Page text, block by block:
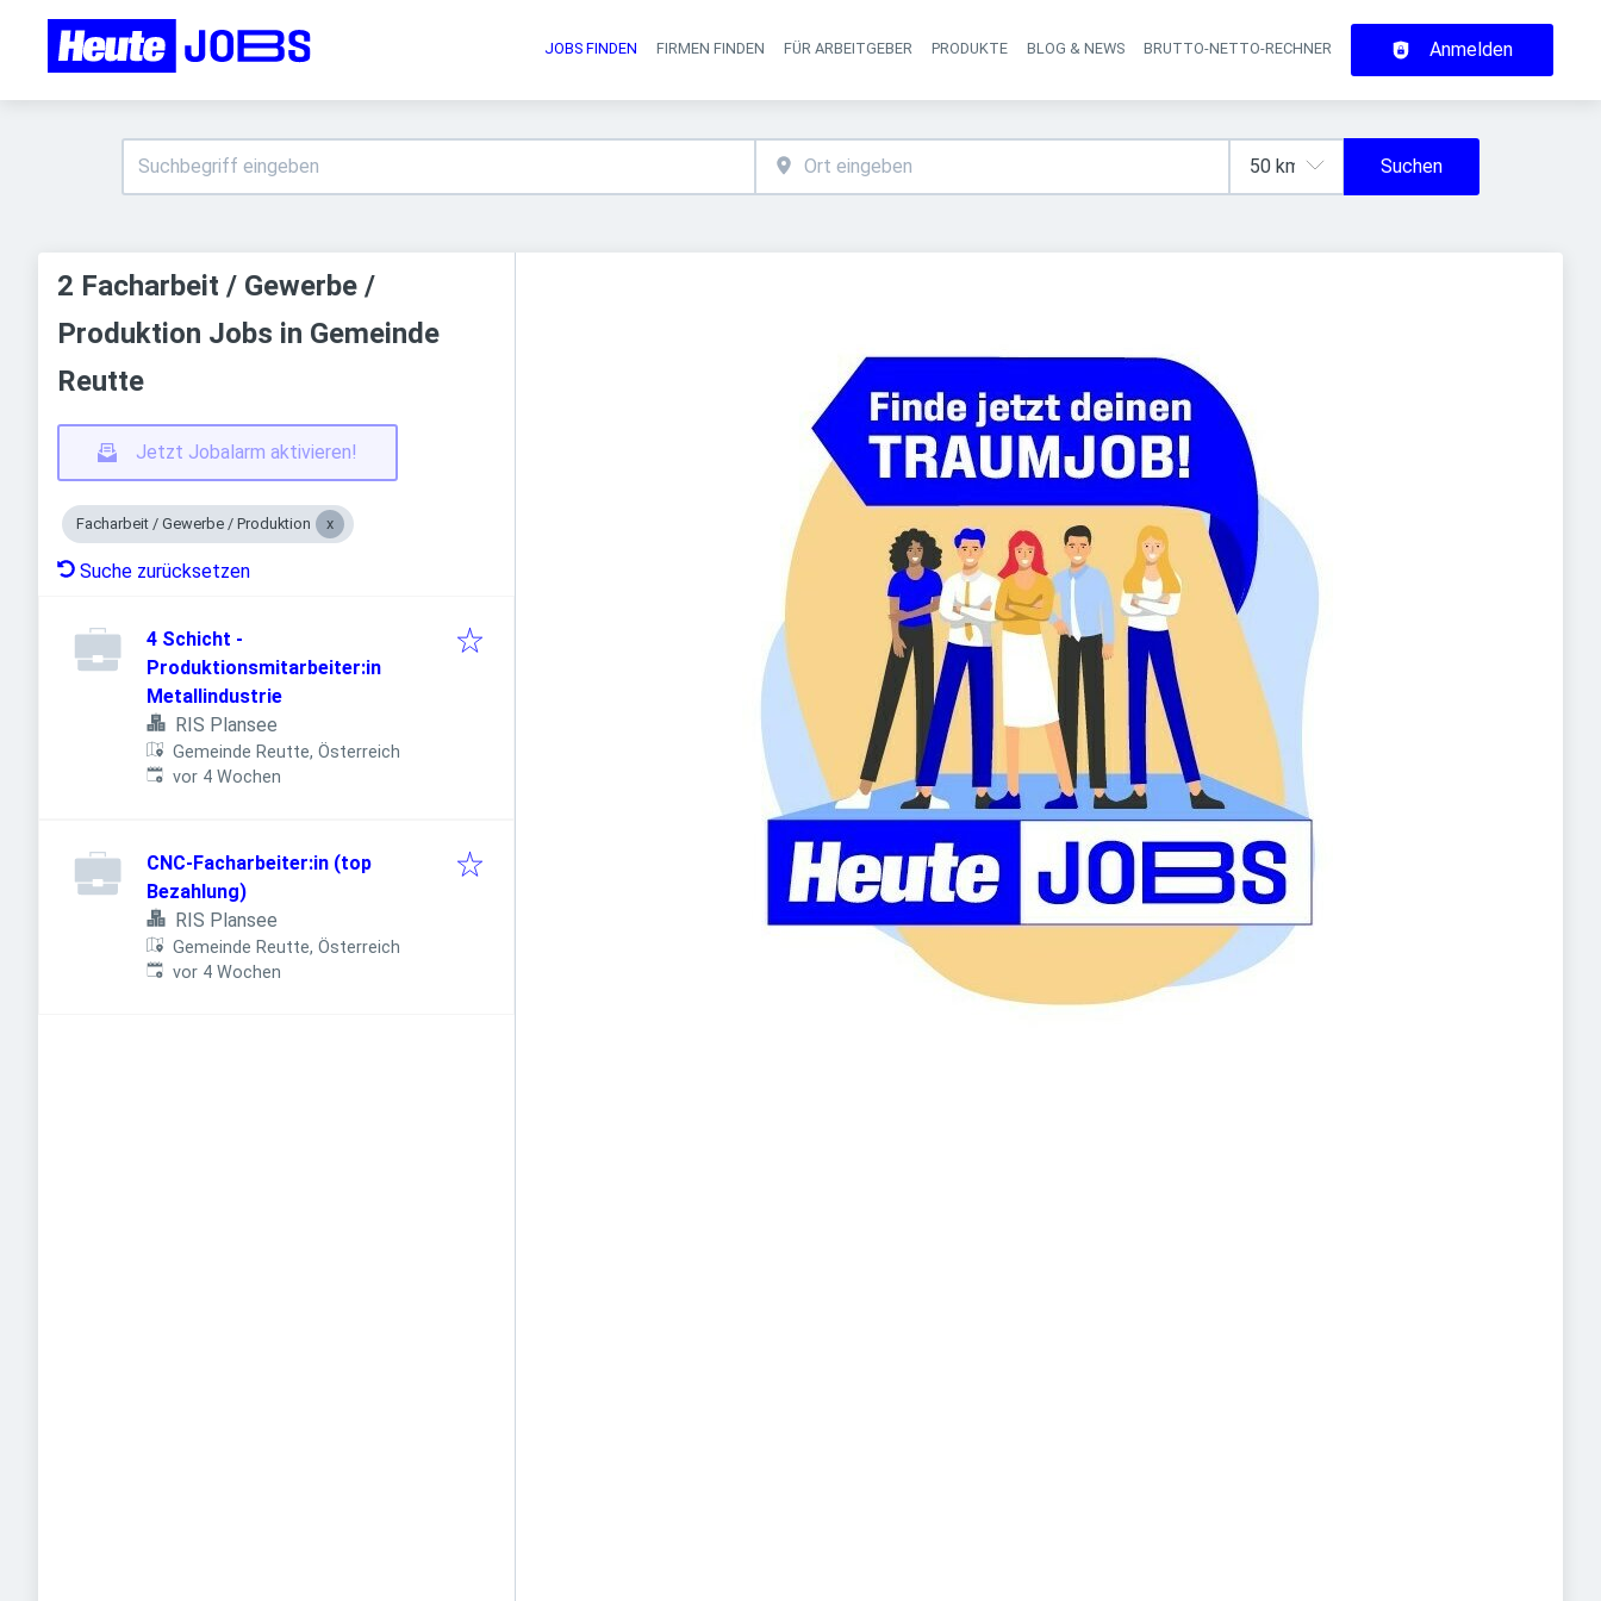
Haupt-Navigation
JOBS FINDEN FIRMEN FINDEN FÜR ARBEITGEBER PRODUKTE BLOG & NEWS BRUTTO-NETTO-RECHNER Anmelden
Suchen
2 Facharbeit / Gewerbe /
Produktion Jobs in Gemeinde
Reutte
Jetzt Jobalarm aktivieren!
Facharbeit / Gewerbe / Produktion
Suche zurücksetzen
4 Schicht -
Produktionsmitarbeiter:in
Metallindustrie
RIS Plansee
Gemeinde Reutte, Österreich
Veröffentlicht:
vor 4 Wochen
CNC-Facharbeiter:in (top
Bezahlung)
RIS Plansee
Gemeinde Reutte, Österreich
Veröffentlicht:
vor 4 Wochen